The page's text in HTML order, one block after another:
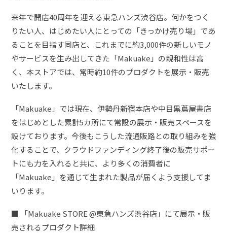
来年で開店40周年を迎える東急ハンズ渋谷店。何かをつく
りたい人、はじめたい人にとっての「きっかけ売り場」であ
ることを目指す同店と、これまでに約3,000件の新しいモノ
やサービスを生み出してきた「Makuake」の親和性は高
く、本ストアでは、常時約10件のプロダクトを展示・販売
いたします。
「Makuake」では現在、伊勢丹新宿本店や中目黒蔦屋書店
をはじめとした累計5カ所にて常設の展示・販売スペースを
設けております。今後もこうした流通販路との取り組みを強
化することで、クラウドファンディング終了後の販売サポー
トにも力を入れると共に、より多くの消費者に
「Makuake」を通じて生まれた製品が届くよう支援してま
いります。
■ 「Makuake STORE @東急ハンズ渋谷店」にて展示・販
売されるプロダクト詳細